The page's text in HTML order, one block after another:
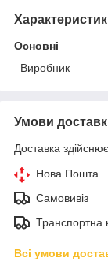
Основні
Виробник
Умови
Доставка
Нова Пошта
Самовивіз
Транспортна
Всі умови